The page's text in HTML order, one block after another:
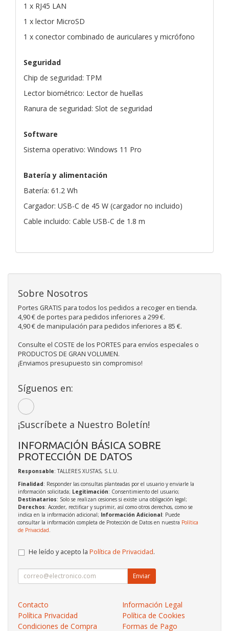
1 x RJ45 LAN
1 x lector MicroSD
1 x conector combinado de auriculares y micrófono
Seguridad
Chip de seguridad: TPM
Lector biométrico: Lector de huellas
Ranura de seguridad: Slot de seguridad
Software
Sistema operativo: Windows 11 Pro
Batería y alimentación
Batería: 61.2 Wh
Cargador: USB-C de 45 W (cargador no incluido)
Cable incluido: Cable USB-C de 1.8 m
Sobre Nosotros
Portes GRATIS para todos los pedidos a recoger en tienda.
4,90 € de portes para pedidos inferiores a 299 €.
4,90 € de manipulación para pedidos inferiores a 85 €.
Consulte el COSTE de los PORTES para envíos especiales o
PRODUCTOS DE GRAN VOLUMEN.
¡Enviamos presupuesto sin compromiso!
Síguenos en:
¡Suscríbete a Nuestro Boletín!
INFORMACIÓN BÁSICA SOBRE
PROTECCIÓN DE DATOS
Responsable: TALLERES XUSTAS, S.L.U.
Finalidad: Responder las consultas planteadas por el usuario y enviarle la
información solicitada; Legitimación: Consentimiento del usuario;
Destinatarios: Solo se realizan cesiones si existe una obligación legal;
Derechos: Acceder, rectificar y suprimir, así como otros derechos, como se
indica en la información adicional; Información Adicional: Puede
consultar la información completa de Protección de Datos en nuestra Política
de Privacidad
He leído y acepto la Política de Privacidad.
Enviar
Contacto
Información Legal
Política Privacidad
Política de Cookies
Condiciones de Compra
Formas de Pago